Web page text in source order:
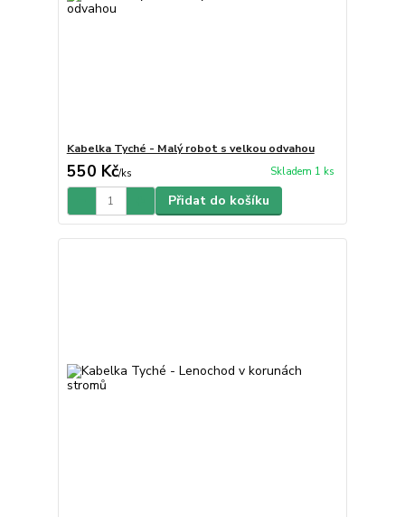
Kabelka Tyché - Malý robot s velkou odvahou
550 Kč/ks Skladem 1 ks
Přidat do košíku